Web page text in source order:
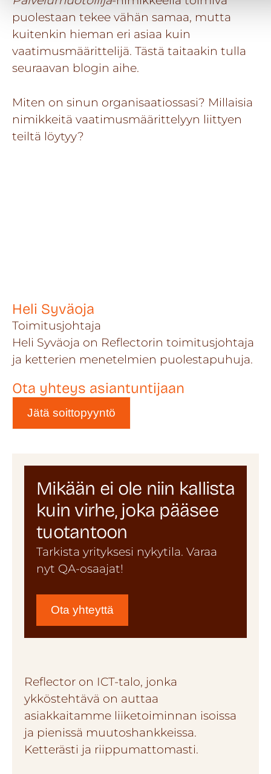
puolestaan tekee vähän samaa, mutta
kuitenkin hieman eri asiaa kuin
vaatimusmäärittelijä. Tästä taitaakin tulla
seuraavan blogin aihe.
Miten on sinun organisaatiossasi? Millaisia
nimikkeitä vaatimusmäärittelyyn liittyen
teiltä löytyy?
Heli Syväoja
Toimitusjohtaja
Heli Syväoja on Reflectorin toimitusjohtaja
ja ketterien menetelmien puolestapuhuja.
Ota yhteys asiantuntijaan
Jätä soittopyyntö
Mikään ei ole niin kallista
kuin virhe, joka pääsee
tuotantoon
Tarkista yrityksesi nykytila. Varaa
nyt QA-osaajat!
Ota yhteyttä
Reflector on ICT-talo, jonka
ykköstehtävä on auttaa
asiakkaitamme liiketoiminnan isoissa
ja pienissä muutoshankkeissa.
Ketterästi ja riippumattomasti.